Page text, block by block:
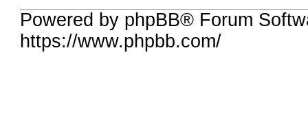
Powered by phpBB® Forum
https://www.phpbb.com/